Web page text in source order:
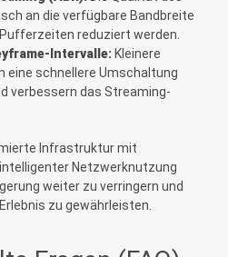
an die verfügbare Bandbreite
reduziert werden.
Intervalle:Kleinere
eine schnellere Umschaltung
verbessern das Streaming-
Infrastruktur mit
Netzwerknutzung
weiter zu verringern und
zu gewährleisten.